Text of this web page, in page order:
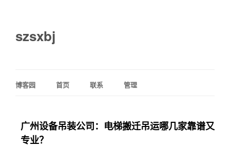
szsxbj
博客园 首页 联系 管理
广州设备吊装公司：电梯搬迁吊运哪几家靠谱又
专业？